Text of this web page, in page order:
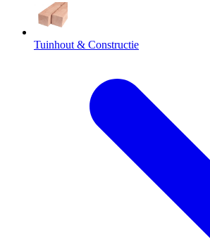
Tuinhout & Constructie